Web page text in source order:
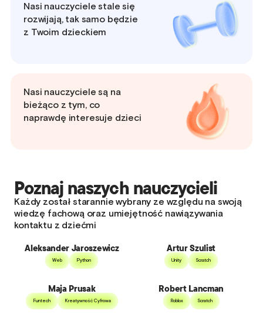
Nasi nauczyciele stale się
rozwijają, tak samo będzie
z Twoim dzieckiem
Nasi nauczyciele są na
bieżąco z tym, co
naprawdę interesuje dzieci
Poznaj naszych nauczycieli
Każdy został starannie wybrany ze względu na swoją
wiedzę fachową oraz umiejętność nawiązywania
kontaktu z dziećmi
Aleksander Jaroszewicz
Web Python
Artur Szulist
Unity Scratch
Maja Prusak
Funtech Kreatywność Cyfrowa
Robert Lancman
Roblox Scratch